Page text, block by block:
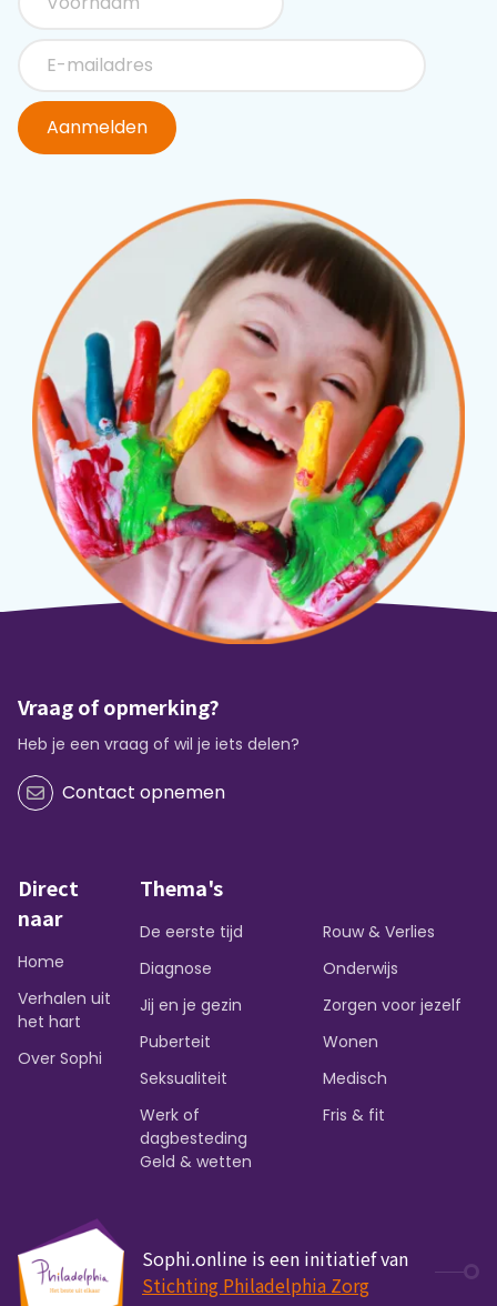
Aanmelden
Vraag of opmerking?
Heb je een vraag of wil je iets delen?
Contact opnemen
Direct
naar
Home
Verhalen uit
het hart
Over Sophi
Thema's
De eerste tijd
Diagnose
Jij en je gezin
Puberteit
Seksualiteit
Werk of
dagbesteding
Rouw & Verlies
Onderwijs
Zorgen voor jezelf
Wonen
Medisch
Fris & fit
Geld & wetten
Sophi.online is een initiatief van
Stichting Philadelphia Zorg